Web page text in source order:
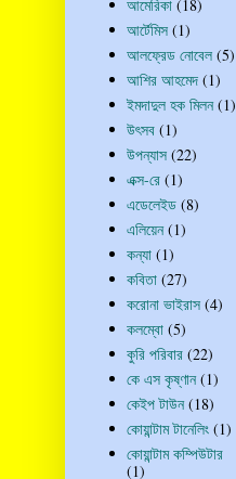
আমেরিকা (18)
আর্টেমিস (1)
আলফ্রেড নোবেল (5)
আশির আহমেদ (1)
ইমদাদুল হক মিলন (1)
উৎসব (1)
উপন্যাস (22)
এক্স-রে (1)
এডেলেইড (8)
এলিয়েন (1)
কন্যা (1)
কবিতা (27)
করোনা ভাইরাস (4)
কলম্বো (5)
কুরি পরিবার (22)
কে এস কৃষ্ণান (1)
কেইপ টাউন (18)
কোয়ান্টাম টানেলিং (1)
কোয়ান্টাম কম্পিউটার
(1)